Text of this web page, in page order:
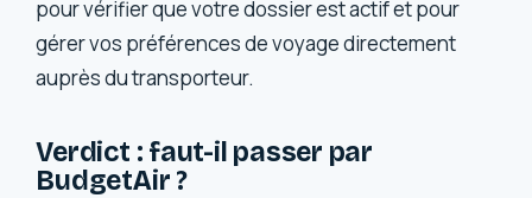
pour vérifier que votre dossier est actif et pour
gérer vos préférences de voyage directement
auprès du transporteur.
Verdict : faut-il passer par
BudgetAir ?